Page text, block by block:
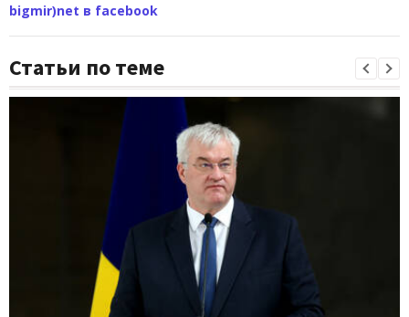
bigmir)net в facebook
Статьи по теме